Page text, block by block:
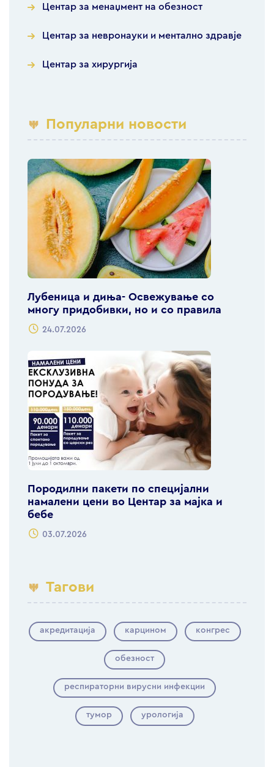
Центар за менаџмент на обезност
Центар за невронауки и ментално здравје
Центар за хирургија
Популарни новости
Лубеница и диња- Освежување со
многу придобивки, но и со правила
24.07.2026
Породилни пакети по специјални
намалени цени во Центар за мајка и
бебе
03.07.2026
Тагови
акредитација карцином конгрес
обезност
респираторни вирусни инфекции
тумор урологија